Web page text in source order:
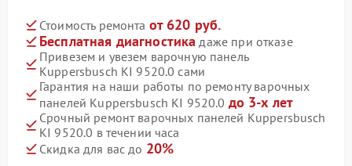
Стоимость ремонта от 620 руб.
Бесплатная диагностика даже при отказе
Привезем и увезем варочную панель
Kuppersbusch KI 9520.0 сами
Гарантия на наши работы по ремонту варочных
панелей Kuppersbusch KI 9520.0 до 3-х лет
Срочный ремонт варочных панелей Kuppersbusch
KI 9520.0 в течении часа
Скидка для вас до 20%